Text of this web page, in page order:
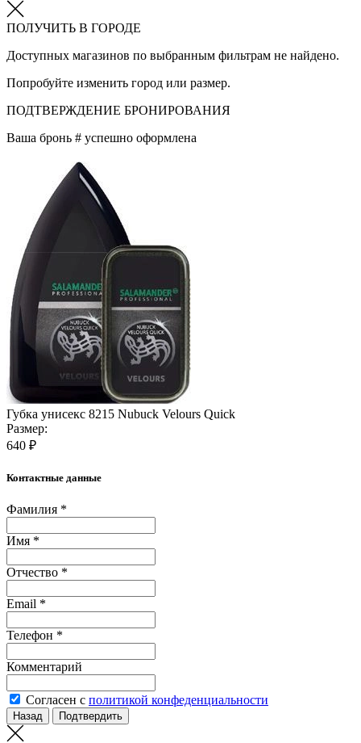
ПОЛУЧИТЬ В ГОРОДЕ
Доступных магазинов по выбранным фильтрам не найдено.
Попробуйте изменить город или размер.
ПОДТВЕРЖДЕНИЕ БРОНИРОВАНИЯ
Ваша бронь # успешно оформлена
Губка унисекс 8215 Nubuck Velours Quick
Размер:
640 ₽
Контактные данные
Фамилия *
Имя *
Отчество *
Email *
Телефон *
Комментарий
Согласен с политикой конфеденциальности
Назад Подтвердить